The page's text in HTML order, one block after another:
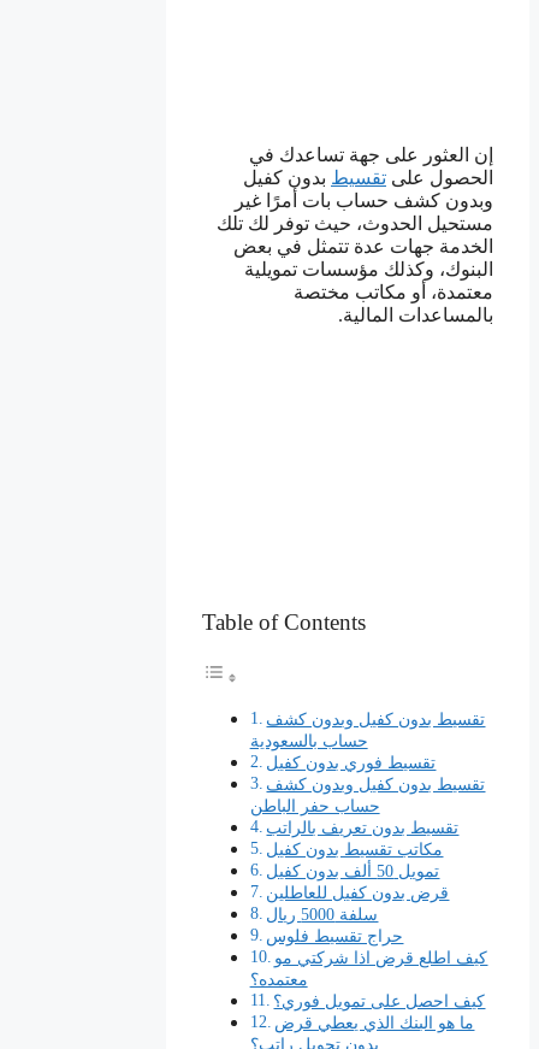
إن العثور على جهة تساعدك في
الحصول على تقسيط بدون كفيل
وبدون كشف حساب بات أمرًا غير
مستحيل الحدوث، حيث توفر لك تلك
الخدمة جهات عدة تتمثل في بعض
البنوك، وكذلك مؤسسات تمويلية
معتمدة، أو مكاتب مختصة
بالمساعدات المالية.
Table of Contents
تقسيط بدون كفيل وبدون كشف
حساب بالسعودية
تقسيط فوري بدون كفيل
تقسيط بدون كفيل وبدون كشف
حساب حفر الباطن
تقسيط بدون تعريف بالراتب
مكاتب تقسيط بدون كفيل
تمويل 50 ألف بدون كفيل
قرض بدون كفيل للعاطلين
سلفة 5000 ريال
حراج تقسيط فلوس
كيف اطلع قرض اذا شركتي مو
معتمده؟
كيف احصل على تمويل فوري؟
ما هو البنك الذي يعطي قرض
بدون تحويل راتب؟